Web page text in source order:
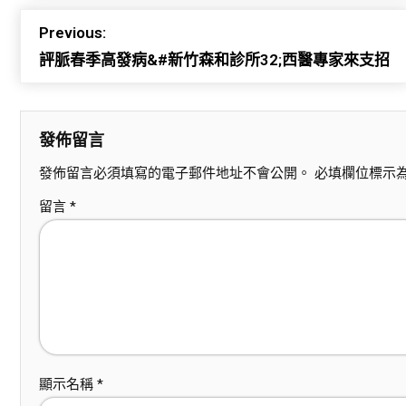
Previous:
評脈春季高發病&#新竹森和診所32;西醫專家來支招
發佈留言
發佈留言必須填寫的電子郵件地址不會公開。 必填欄位標示
留言 *
顯示名稱 *